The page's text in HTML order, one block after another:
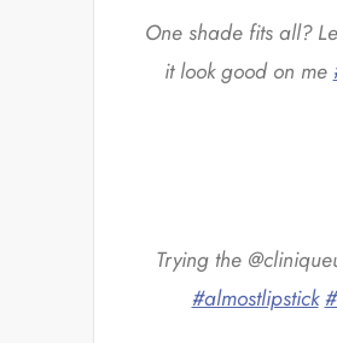
One shade fits all?
it look good on me
Trying the
#almostlipstick